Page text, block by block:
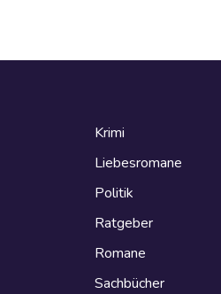
Krimi
Liebesromane
Politik
Ratgeber
Romane
Sachbücher